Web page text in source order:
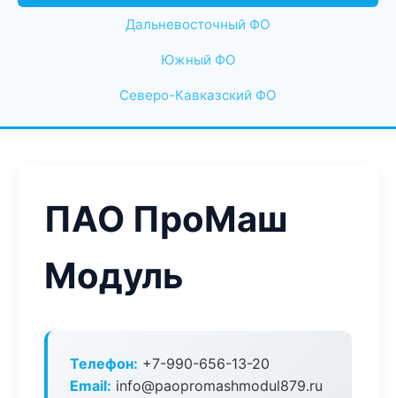
Дальневосточный ФО
Южный ФО
Северо-Кавказский ФО
ПАО ПроМаш
Модуль
Телефон: +7-990-656-13-20
Email: info@paopromashmodul879.ru